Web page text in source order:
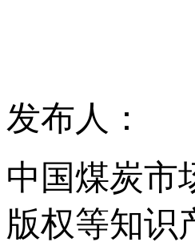
发布人：
中国煤炭市
版权等知识